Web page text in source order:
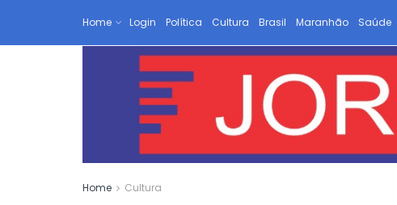
Home Login Política Cultura Brasil Maranhão Saúde
Home Cultura